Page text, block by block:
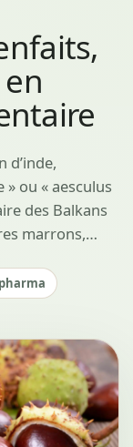
d’inde,
ou « aesculus
des Balkans
marrons,…